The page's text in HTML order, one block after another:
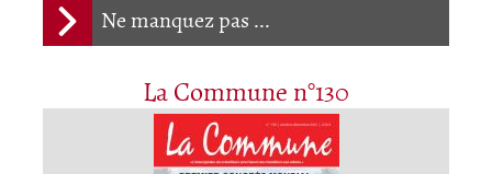
Ne manquez pas ...
La Commune n°130